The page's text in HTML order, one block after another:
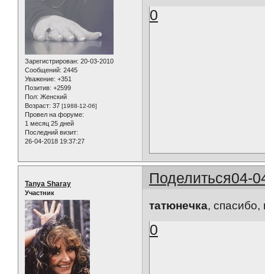
Зарегистрирован: 20-03-2010
Сообщений: 2445
Уважение: +351
Позитив: +2599
Пол: Женский
Возраст: 37 [1988-12-06]
Провел на форуме:
1 месяц 25 дней
Последний визит:
26-04-2018 19:37:27
0
Поделиться04-
Tanya Sharay
Участник
татюнечка, спасибо,
0